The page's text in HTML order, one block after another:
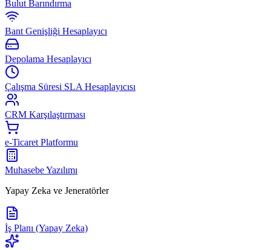
Bulut Barındırma
Bant Genişliği Hesaplayıcı
Depolama Hesaplayıcı
Çalışma Süresi SLA Hesaplayıcısı
CRM Karşılaştırması
e-Ticaret Platformu
Muhasebe Yazılımı
Yapay Zeka ve Jeneratörler
İş Planı (Yapay Zeka)